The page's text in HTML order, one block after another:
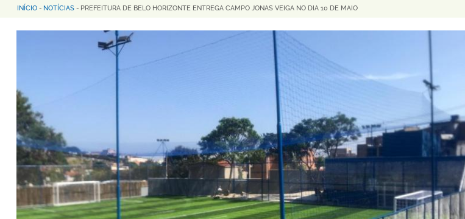
Trilha
de
INÍCIO - NOTÍCIAS - PREFEITURA DE BELO HORIZONTE ENTREGA CAMPO JONAS VEIGA NO DIA 10 DE MAIO